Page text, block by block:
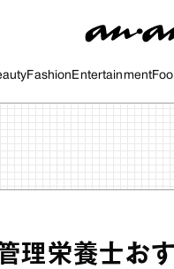
Fashion Entertainment
管理栄養士お